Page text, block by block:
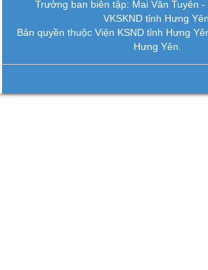
Trưởng ban biên tập: Mai Văn Tuyên
VKSKND tỉnh Hưng Yên.
Bản quyền thuộc Viện KSND tỉnh Hưng
Hưng Yên.